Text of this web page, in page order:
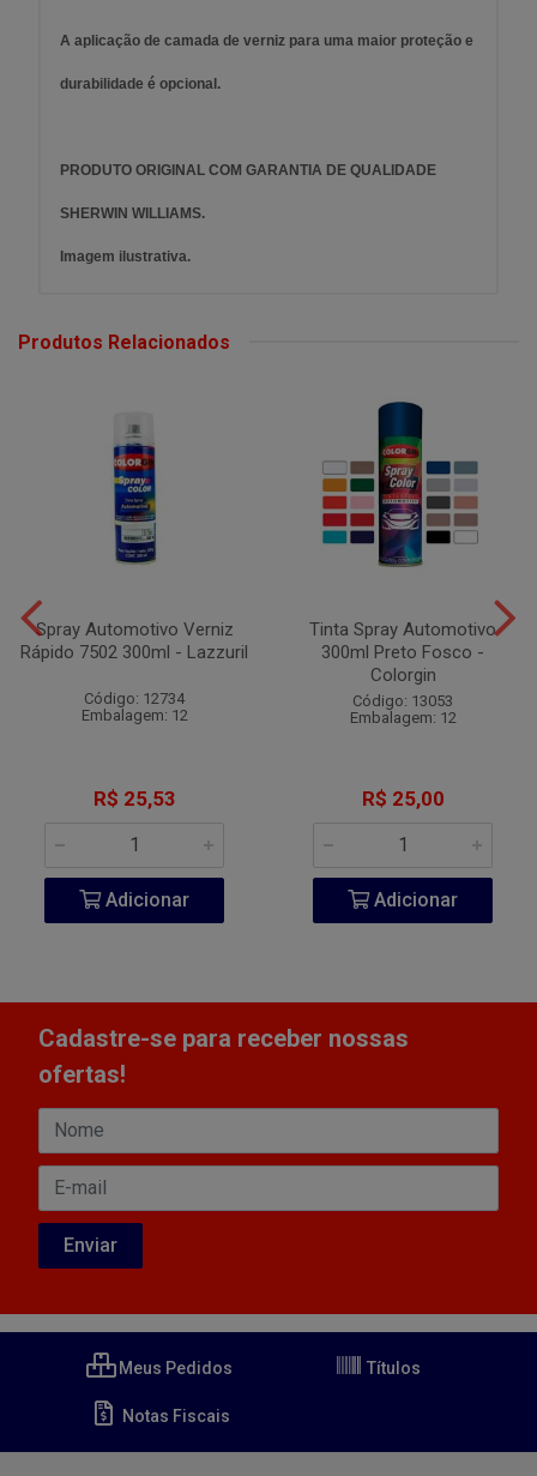
A aplicação de camada de verniz para uma maior proteção e
durabilidade é opcional.
PRODUTO ORIGINAL COM GARANTIA DE QUALIDADE
SHERWIN WILLIAMS.
Imagem ilustrativa.
Produtos Relacionados
Spray Automotivo Verniz
Rápido 7502 300ml - Lazzuril
Código: 12734
Embalagem: 12
R$ 25,53
Adicionar
Tinta Spray Automotivo
300ml Preto Fosco -
Colorgin
Código: 13053
Embalagem: 12
R$ 25,00
Adicionar
Cadastre-se para receber nossas
ofertas!
Meus Pedidos Títulos
Notas Fiscais